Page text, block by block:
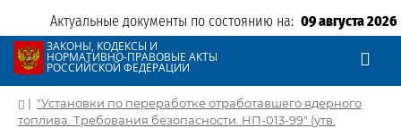
Актуальные документы по состоянию на: 09 августа 2026
ЗАКОНЫ, КОДЕКСЫ И
НОРМАТИВНО-ПРАВОВЫЕ АКТЫ
РОССИЙСКОЙ ФЕДЕРАЦИИ
| "Установки по переработке отработавшего ядерного
топлива. Требования безопасности. НП-013-99" (утв.